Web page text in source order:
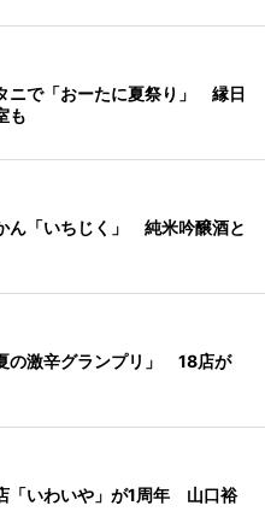
ニで「おーたに夏祭り」 縁日
も
ん「いちじく」 純米吟醸酒と
の激辛グランプリ」 18店が
「いわいや」が1周年 山口裕